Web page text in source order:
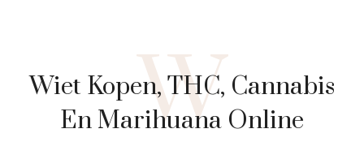
W
Wiet Kopen, THC, Cannabis
En Marihuana Online